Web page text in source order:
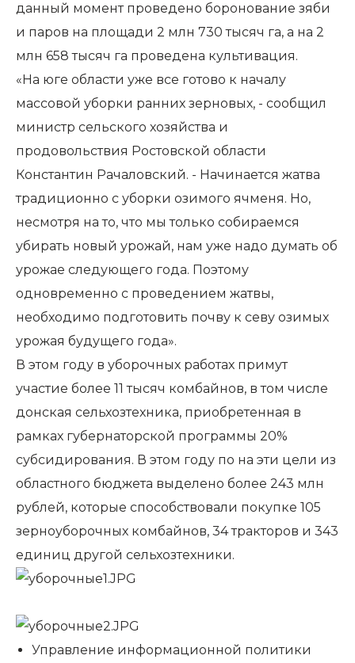
данный момент проведено боронование зяби
и паров на площади 2 млн 730 тысяч га, а на 2
млн 658 тысяч га проведена культивация.
«На юге области уже все готово к началу
массовой уборки ранних зерновых, - сообщил
министр сельского хозяйства и
продовольствия Ростовской области
Константин Рачаловский. - Начинается жатва
традиционно с уборки озимого ячменя. Но,
несмотря на то, что мы только собираемся
убирать новый урожай, нам уже надо думать об
урожае следующего года. Поэтому
одновременно с проведением жатвы,
необходимо подготовить почву к севу озимых
урожая будущего года».
В этом году в уборочных работах примут
участие более 11 тысяч комбайнов, в том числе
донская сельхозтехника, приобретенная в
рамках губернаторской программы 20%
субсидирования. В этом году по на эти цели из
областного бюджета выделено более 243 млн
рублей, которые способствовали покупке 105
зерноуборочных комбайнов, 34 тракторов и 343
единиц другой сельхозтехники.
Управление информационной политики